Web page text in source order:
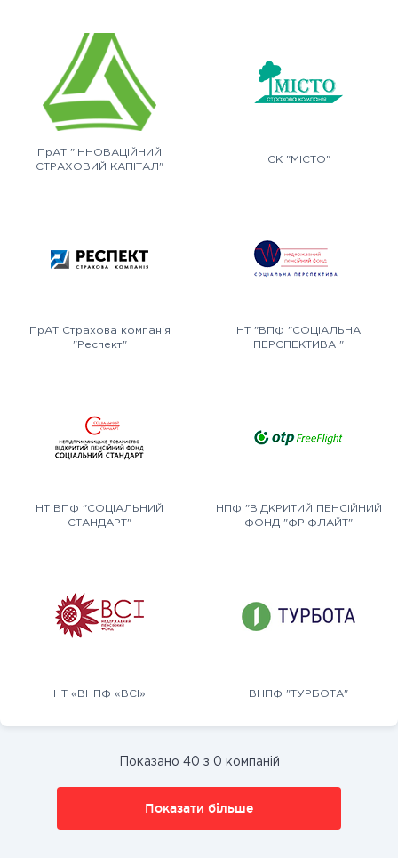
ПрАТ "ІННОВАЦІЙНИЙ
СТРАХОВИЙ КАПІТАЛ"
СК "МІСТО"
ПрАТ Страхова компанія
"Респект"
НТ "ВПФ "СОЦІАЛЬНА
ПЕРСПЕКТИВА "
НТ ВПФ "СОЦІАЛЬНИЙ
СТАНДАРТ"
НПФ "ВІДКРИТИЙ ПЕНСІЙНИЙ
ФОНД "ФРІФЛАЙТ"
НТ «ВНПФ «ВСІ» ВНПФ "ТУРБОТА"
Показано 40 з 0 компаній
Показати більше